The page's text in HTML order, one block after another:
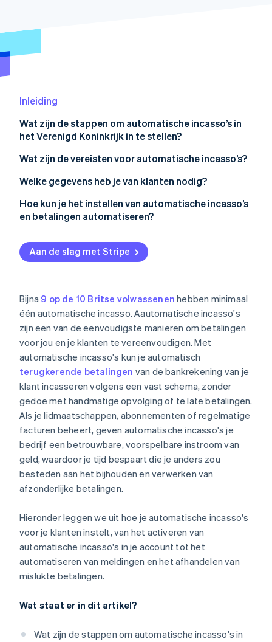
Climate
Stripe Sessions 2026
Nu bekijken
Inleiding
Wat zijn de stappen om automatische incasso’s in
het Verenigd Koninkrijk in te stellen?
Kies hoe je automatische incasso’s wilt verwerken
Een Service User Number (SUN) aanvragen
Je machtigingsproces instellen
Klantgegevens verzamelen
Klanten informeren voordat betalingen beginnen
Betalingen monitoren en problemen oplossen
Aan de regels blijven voldoen
Controleren en verbeteren
Wat zijn de vereisten voor automatische incasso’s?
Garantie voor automatische incasso
Machtiging voor automatische incasso
Vooraankondiging
Service User Number (SUN)
Welke gegevens heb je van klanten nodig?
Hoe kun je het instellen van automatische incasso’s
en betalingen automatiseren?
Automatische incasso inschakelen
Incassomachtigingen
Klanten informeren
Mislukte betalingen afhandelen
Stripe koppelen met je andere software
Aan de slag met Stripe
Bijna 9 op de 10 Britse volwassenen hebben minimaal
één automatische incasso. Aautomatische incasso's
zijn een van de eenvoudigste manieren om betalingen
voor jou en je klanten te vereenvoudigen. Met
automatische incasso's kun je automatisch
terugkerende betalingen van de bankrekening van je
klant incasseren volgens een vast schema, zonder
gedoe met handmatige opvolging of te late betalingen.
Als je lidmaatschappen, abonnementen of regelmatige
facturen beheert, geven automatische incasso's je
bedrijf een betrouwbare, voorspelbare instroom van
geld, waardoor je tijd bespaart die je anders zou
besteden aan het bijhouden en verwerken van
afzonderlijke betalingen.
Hieronder leggen we uit hoe je automatische incasso's
voor je klanten instelt, van het activeren van
automatische incasso's in je account tot het
automatiseren van meldingen en het afhandelen van
mislukte betalingen.
Wat staat er in dit artikel?
Wat zijn de stappen om automatische incasso's in